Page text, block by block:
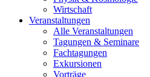
Wirtschaft
Veranstaltungen
Alle Veranstaltungen
Tagungen & Seminare
Fachtagungen
Exkursionen
Vorträge